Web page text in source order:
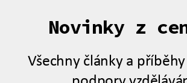
Novinky z
Všechny články a